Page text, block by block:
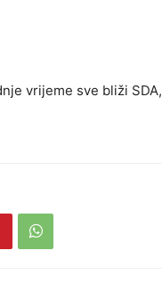
vrijeme sve bliži